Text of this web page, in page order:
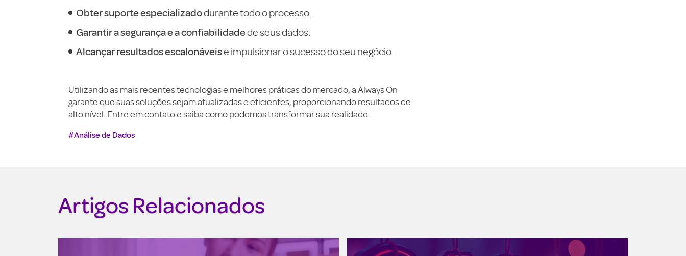
Obter suporte especializadodurante todo o processo.
Garantir a segurança e a confiabilidadede seus dados.
Alcançar resultados escalonáveise impulsionar o sucesso do seu negócio.
Utilizando as mais recentes tecnologias e melhores práticas do mercado, a Always On
garante que suas soluções sejam atualizadas e eficientes, proporcionando resultados de
alto nível. Entre em contato e saiba como podemos transformar sua realidade.
#Análise de Dados
Artigos Relacionados